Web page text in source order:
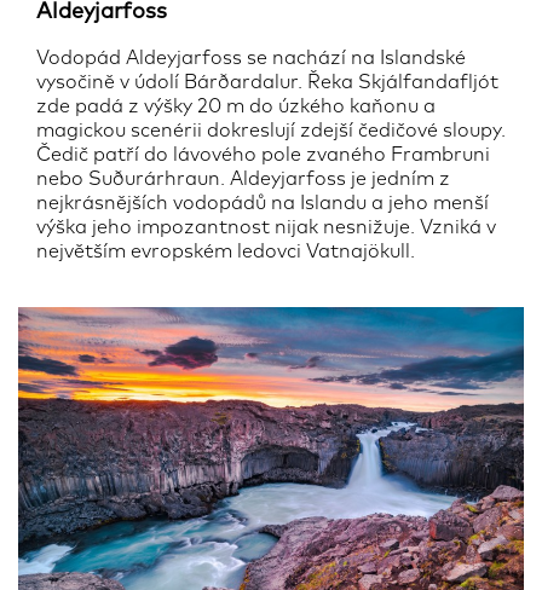
Aldeyjarfoss
Vodopád Aldeyjarfoss se nachází na Islandské
vysočině v údolí Bárðardalur. Řeka Skjálfandafljót
zde padá z výšky 20 m do úzkého kaňonu a
magickou scenérii dokreslují zdejší čedičové sloupy.
Čedič patří do lávového pole zvaného Frambruni
nebo Suðurárhraun. Aldeyjarfoss je jedním z
nejkrásnějších vodopádů na Islandu a jeho menší
výška jeho impozantnost nijak nesnižuje. Vzniká v
největším evropském ledovci Vatnajökull.